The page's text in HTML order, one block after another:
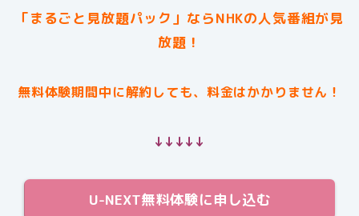
「まるごと見放題パック」ならNHKの人気番組が見
放題！
無料体験期間中に解約しても、料金はかかりません！
↓↓↓↓↓
U-NEXT無料体験に申し込む